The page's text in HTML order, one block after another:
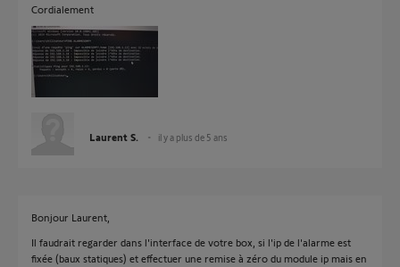
Cordialement
Laurent S. il y a plus de 5 ans
Bonjour Laurent,
Il faudrait regarder dans l'interface de votre box, si l'ip de l'alarme est
fixée (baux statiques) et effectuer une remise à zéro du module ip mais en